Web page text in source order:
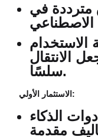
مترددة في
الاستخدام
الانتقال
سلسًا.
الاستثمار الأولي:
الذكاء